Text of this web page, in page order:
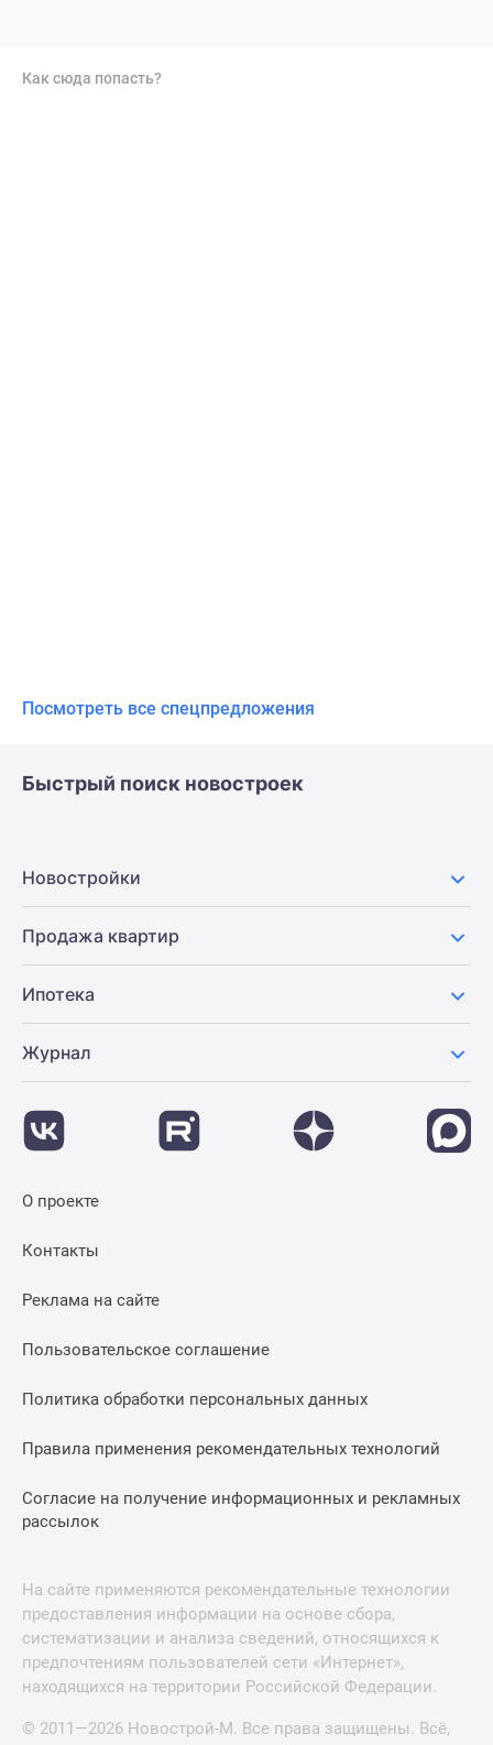
Как сюда попасть?
Посмотреть все спецпредложения
Быстрый поиск новостроек
Новостройки
Продажа квартир
Ипотека
Журнал
О проекте
Контакты
Реклама на сайте
Пользовательское соглашение
Политика обработки персональных данных
Правила применения рекомендательных технологий
Согласие на получение информационных и рекламных
рассылок
На сайте применяются рекомендательные технологии
предоставления информации на основе сбора,
систематизации и анализа сведений, относящихся к
предпочтениям пользователей сети «Интернет»,
находящихся на территории Российской Федерации.
© 2011—2026 Новострой-М. Все права защищены. Всё,